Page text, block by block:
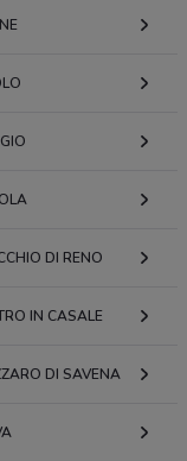
DI RENO
IN CASALE
DI SAVENA